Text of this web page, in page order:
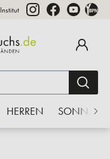
Institut
HERREN SONNE